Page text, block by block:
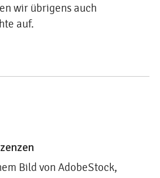
wir übrigens auch
auf.
Bild von AdobeStock,